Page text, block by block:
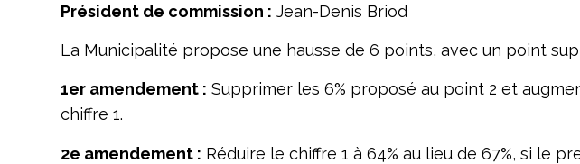
Président de commission : Jean-Denis Briod
La Municipalité propose une hausse de 6 points, avec un point
1er amendement : Supprimer les 6% proposé au point 2 et
chiffre 1.
2e amendement : Réduire le chiffre 1 à 64% au lieu de 67%, si le